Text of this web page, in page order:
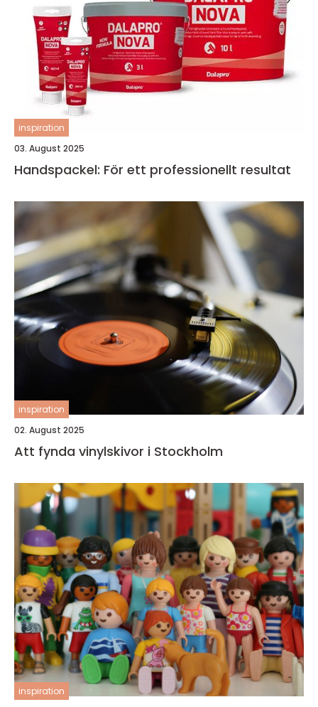
inspiration
03. August 2025
Handspackel: För ett professionellt resultat
inspiration
02. August 2025
Att fynda vinylskivor i Stockholm
inspiration